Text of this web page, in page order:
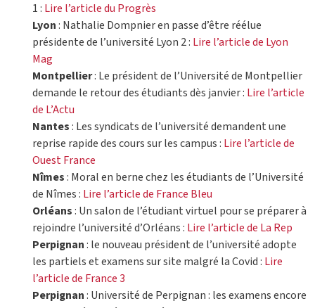
1 : Lire l’article du Progrès
Lyon: Nathalie Dompnier en passe d’être réélue
présidente de l’université Lyon 2 : Lire l’article de Lyon
Mag
Montpellier: Le président de l’Université de Montpellier
demande le retour des étudiants dès janvier : Lire l’article
de L’Actu
Nantes: Les syndicats de l’université demandent une
reprise rapide des cours sur les campus : Lire l’article de
Ouest France
Nîmes: Moral en berne chez les étudiants de l’Université
de Nîmes : Lire l’article de France Bleu
Orléans: Un salon de l’étudiant virtuel pour se préparer à
rejoindre l’université d’Orléans : Lire l’article de La Rep
Perpignan: le nouveau président de l’université adopte
les partiels et examens sur site malgré la Covid : Lire
l’article de France 3
Perpignan: Université de Perpignan : les examens encore